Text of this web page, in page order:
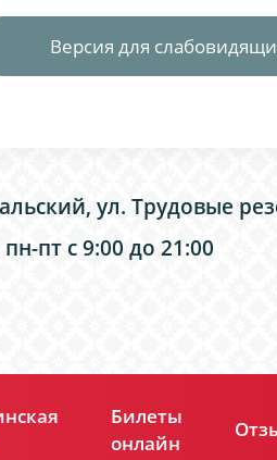
Версия для
ул. Трудовые
пт с 9:00 до 21:00
Билеты
онлайн